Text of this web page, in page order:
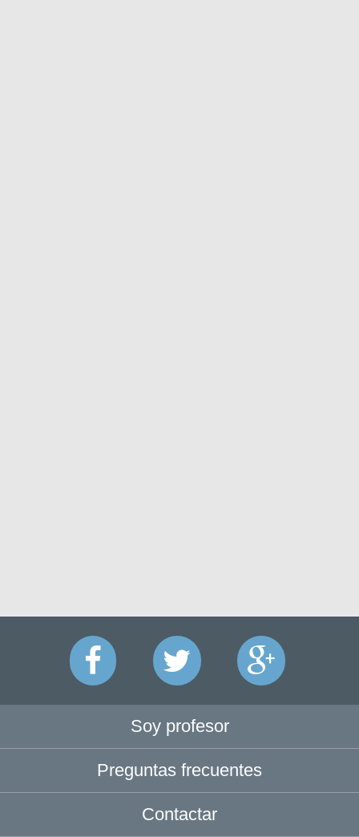
Soy profesor
Preguntas frecuentes
Contactar